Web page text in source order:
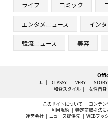
ライフ コミック
エンタメニュース イン
韓流ニュース 美容
JJ CLASSY. VERY STORY
和食スタイル
女性自身
このサイトについて コンテン
利用規約
特定商取引法に
運営会社
ニュース提供先 WEBプッ